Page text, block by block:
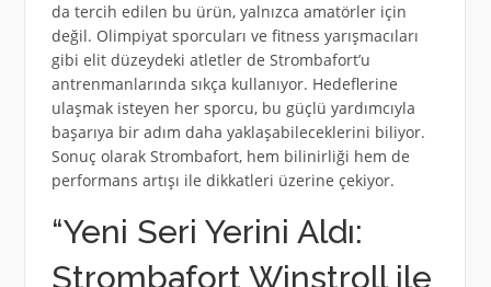
da tercih edilen bu ürün, yalnızca amatörler için
değil. Olimpiyat sporcuları ve fitness yarışmacıları
gibi elit düzeydeki atletler de Strombafort’u
antrenmanlarında sıkça kullanıyor. Hedeflerine
ulaşmak isteyen her sporcu, bu güçlü yardımcıyla
başarıya bir adım daha yaklaşabileceklerini biliyor.
Sonuç olarak Strombafort, hem bilinirliği hem de
performans artışı ile dikkatleri üzerine çekiyor.
“Yeni Seri Yerini Aldı:
Strombafort Winstroll ile